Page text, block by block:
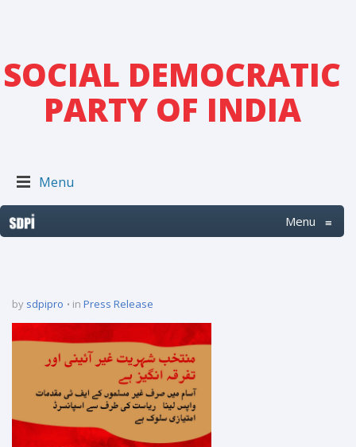
SOCIAL DEMOCRATIC
PARTY OF INDIA
Menu
Menu ≡
by sdpipro in Press Release